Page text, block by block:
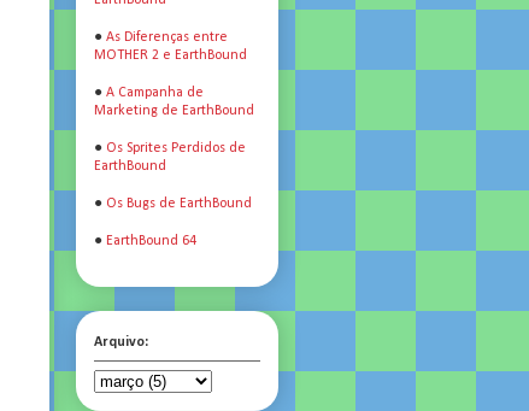
● As Diferenças entre
MOTHER 2 e EarthBound
● A Campanha de
Marketing de EarthBound
● Os Sprites Perdidos de
EarthBound
● Os Bugs de EarthBound
● EarthBound 64
Arquivo: